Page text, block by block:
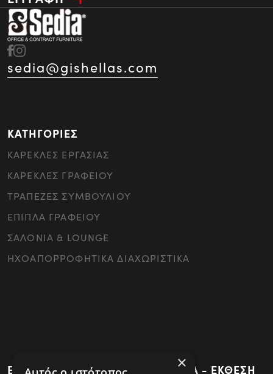
sedia@gishellas.com
ΚΑΤΗΓΟΡΙΕΣ
ΚΑΡΕΚΛΕΣ ΕΡΓΑΣΙΑΣ
ΚΑΡΕΚΛΕΣ ΓΡΑΦΕΙΟΥ
ΤΡΑΠΕΖΕΣ ΣΥΜΒΟΥΛΙΟΥ
ΕΠΙΠΛΑ ΓΡΑΦΕΙΟΥ
ΣΑΛΟΝΙΑ & LOUNGE
ΗΧΟΑΠΟΡΡΟΦΗΤΙΚΑ ΔΙΑΧΩΡΙΣΤΙΚΑ
ΕΡΓΟΣΤΑΣΙΟ - ΚΕΝΤΡΙΚΑ ΓΡΑΦΕΙΑ - ΕΚΘΕΣΗ
×